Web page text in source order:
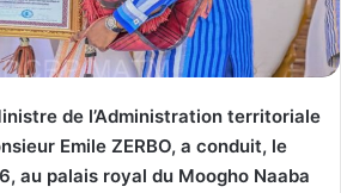
de l’Administration territoriale
Emile ZERBO, a conduit, le
au palais royal du Moogho Naaba